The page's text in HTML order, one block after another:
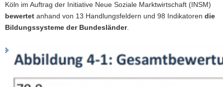
Köln im Auftrag der Initiative Neue Soziale Marktwirtschaft (INSM)
bewertet anhand von 13 Handlungsfeldern und 98 Indikatoren die
Bildungssysteme der Bundesländer.